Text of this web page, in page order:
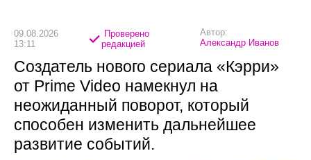
09.08.2026
13:11
Проверено
редакцией
Автор:
Александр Иванов
Создатель нового сериала «Кэрри»
от Prime Video намекнул на
неожиданный поворот, который
способен изменить дальнейшее
развитие событий.